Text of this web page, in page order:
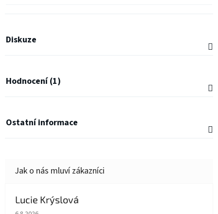
Diskuze
Hodnocení (1)
Ostatní informace
Lucie Krýslová
Hodnocení obchodu je 5 z 5 hvězdiček.